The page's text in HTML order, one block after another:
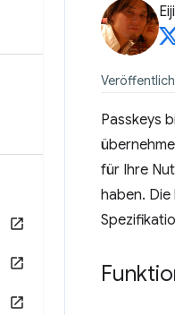
Passkeys
für Ihre
haben.